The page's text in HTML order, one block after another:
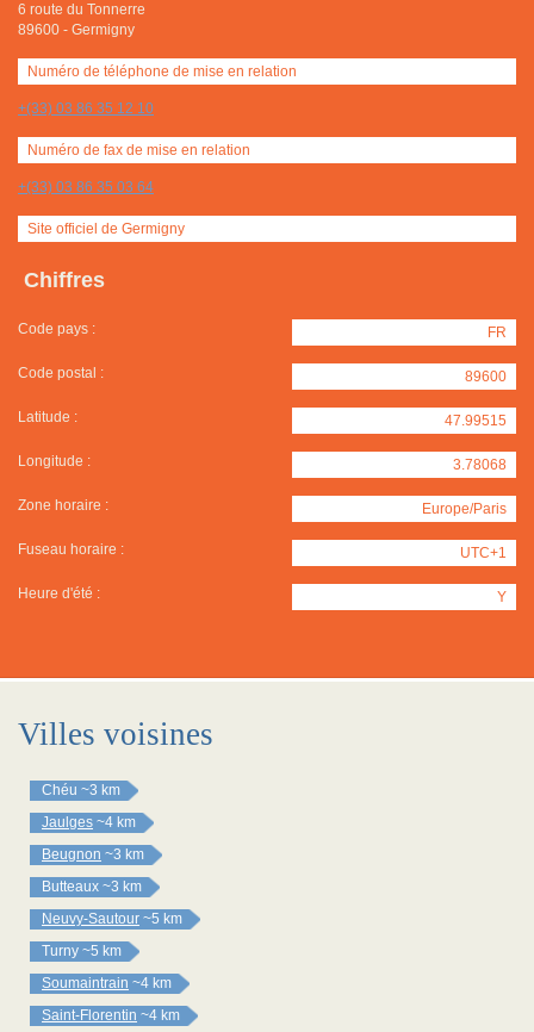
6 route du Tonnerre
89600 - Germigny
Numéro de téléphone de mise en relation
+(33) 03 86 35 12 10
Numéro de fax de mise en relation
+(33) 03 86 35 03 64
Site officiel de Germigny
Chiffres
Code pays : FR
Code postal : 89600
Latitude : 47.99515
Longitude : 3.78068
Zone horaire : Europe/Paris
Fuseau horaire : UTC+1
Heure d'été : Y
Villes voisines
Chéu ~3 km
Jaulges ~4 km
Beugnon ~3 km
Butteaux ~3 km
Neuvy-Sautour ~5 km
Turny ~5 km
Soumaintrain ~4 km
Saint-Florentin ~4 km